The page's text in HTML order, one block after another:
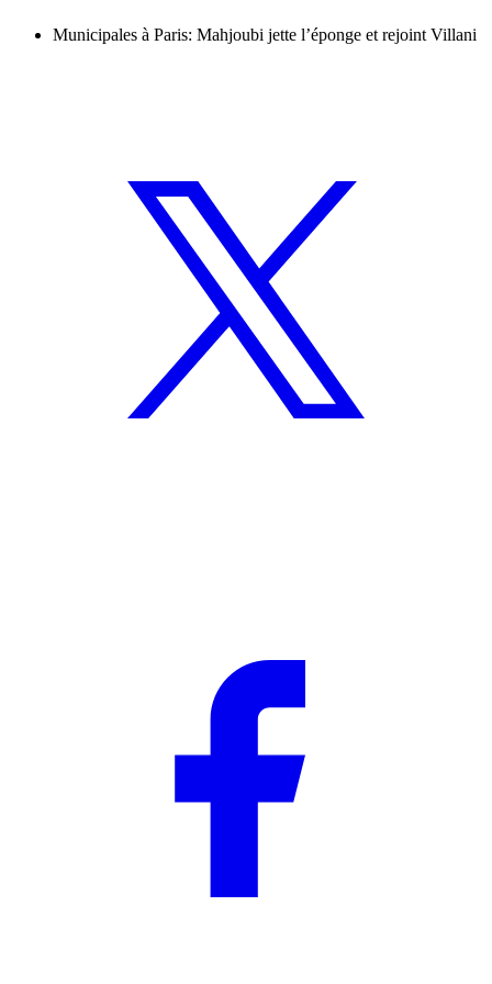
Municipales à Paris: Mahjoubi jette l’éponge et rejoint Villani